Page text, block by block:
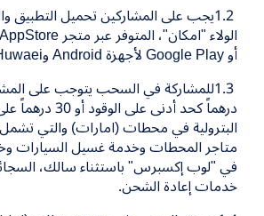
1.2يجب على المشاركين تحميل التطبيق
الولاء "امكان"، المتوفر عبر متجرAppStore
أوGoogle PlayلأجهزةAndroidو
1.3للمشاركة في السحب يتوجب على
درهماً كحد أدنى على الوقود أو30درهماً
البترولية في محطات (امارات) والتي
متاجر المحطات وخدمة غسيل السيارات
في "لوب إكسبرس" باستثناء سالك،
خدمات إعادة الشحن.